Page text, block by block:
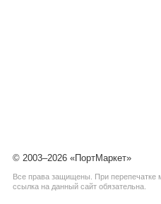
© 2003–2026 «ПортМаркет»
Все права защищены. При перепечатке
ссылка на данный сайт обязательна.